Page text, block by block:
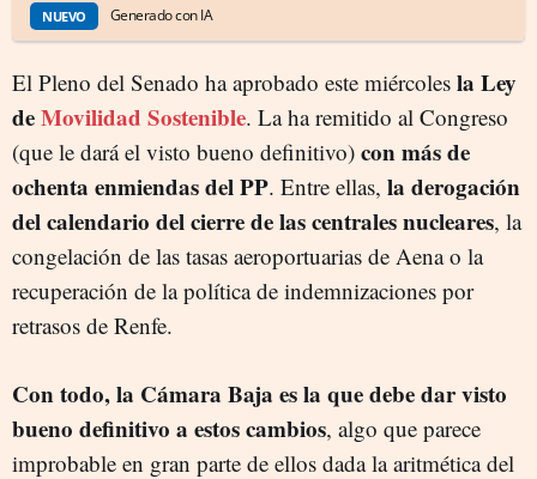
NUEVO Generado con IA
El Pleno del Senado ha aprobado este miércoles la Ley
deMovilidad Sostenible. La ha remitido al Congreso
(que le dará el visto bueno definitivo) con más de
ochenta enmiendas del PP. Entre ellas, la derogación
del calendario del cierre de las centrales nucleares, la
congelación de las tasas aeroportuarias de Aena o la
recuperación de la política de indemnizaciones por
retrasos de Renfe.
Con todo, la Cámara Baja es la que debe dar visto
bueno definitivo a estoscambios, algo que parece
improbable en gran parte de ellos dada la aritmética del